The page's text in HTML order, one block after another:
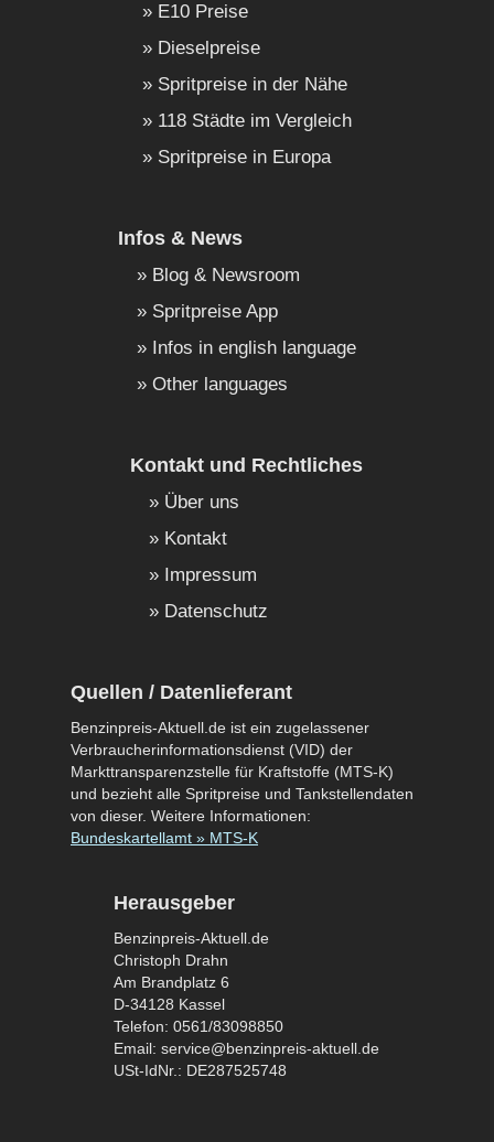
E10 Preise
Dieselpreise
Spritpreise in der Nähe
118 Städte im Vergleich
Spritpreise in Europa
Infos & News
Blog & Newsroom
Spritpreise App
Infos in english language
Other languages
Kontakt und Rechtliches
Über uns
Kontakt
Impressum
Datenschutz
Quellen / Datenlieferant
Benzinpreis-Aktuell.de ist ein zugelassener
Verbraucherinformationsdienst (VID) der
Markttransparenzstelle für Kraftstoffe (MTS-K)
und bezieht alle Spritpreise und Tankstellendaten
von dieser. Weitere Informationen:
Bundeskartellamt » MTS-K
Herausgeber
Benzinpreis-Aktuell.de
Christoph Drahn
Am Brandplatz 6
D-34128 Kassel
Telefon: 0561/83098850
Email: service@benzinpreis-aktuell.de
USt-IdNr.: DE287525748